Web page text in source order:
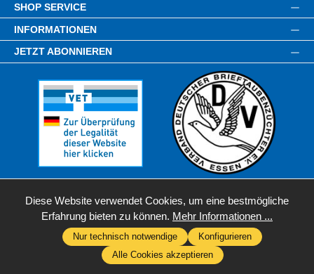
SHOP SERVICE
INFORMATIONEN
JETZT ABONNIEREN
* Alle Preise inkl. gesetzl. Mehrwertsteuer zzgl.Versandkosten
wenn nicht anders angegeben.
Diese Website verwendet Cookies, um eine bestmögliche
Erfahrung bieten zu können. Mehr Informationen ...
Nur technisch notwendige
Konfigurieren
Alle Cookies akzeptieren